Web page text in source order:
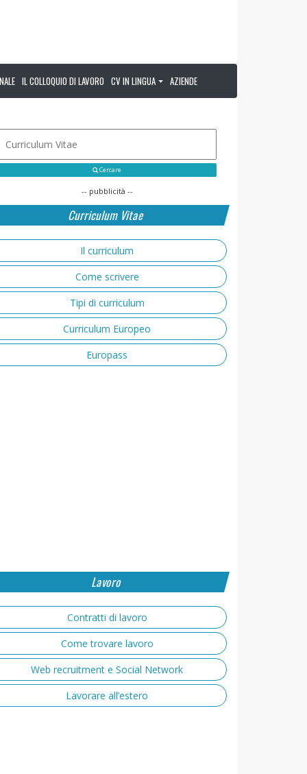
IL COLLOQUIO DI LAVORO CV IN LINGUA AZIENDE
Cercare
-- pubblicità --
Curriculum Vitae
Il curriculum
Come scrivere
Tipi di curriculum
Curriculum Europeo
Europass
Lavoro
Contratti di lavoro
Come trovare lavoro
Web recruitment e Social Network
Lavorare all’estero